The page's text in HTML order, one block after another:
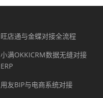
旺店通与金蝶对接全流程
小满OKKICRM数据无缝对接
ERP
用友BIP与电商系统对接